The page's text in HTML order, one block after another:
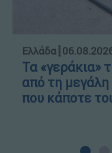
Ελλάδα┋
Τα «γεράκια»
από τη μεγάλη
που κάποτε